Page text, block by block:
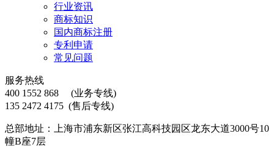
行业资讯
商标知识
国内商标注册
专利申请
常见问题
服务热线
400 1552 868
(业务专线)
135 2472 4175 (售后专线)
总部地址：上海市浦东新区张江高科技园区龙东大道3000号10
幢B座7层